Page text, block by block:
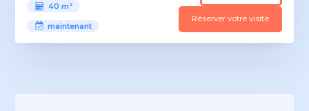
40 m²
maintenant
Réserver votre visite